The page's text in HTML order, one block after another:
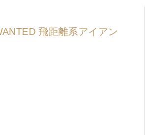
飛距離系アイアン